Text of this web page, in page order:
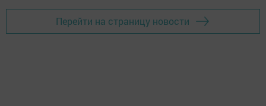
Перейти на страницу новости